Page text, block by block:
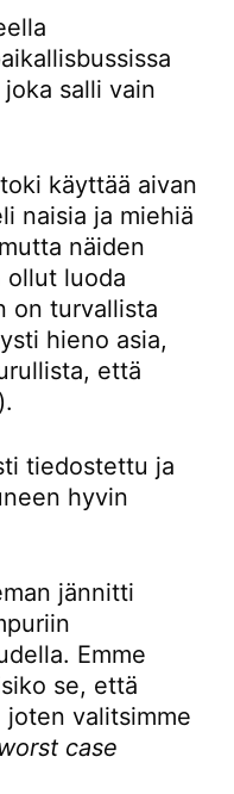
salli vain
käyttää aivan
naisia ja miehiä
näiden
ollut luoda
on turvallista
hieno asia,
että
tiedostettu ja
hyvin
jännitti
Emme
se, että
valitsimme
case